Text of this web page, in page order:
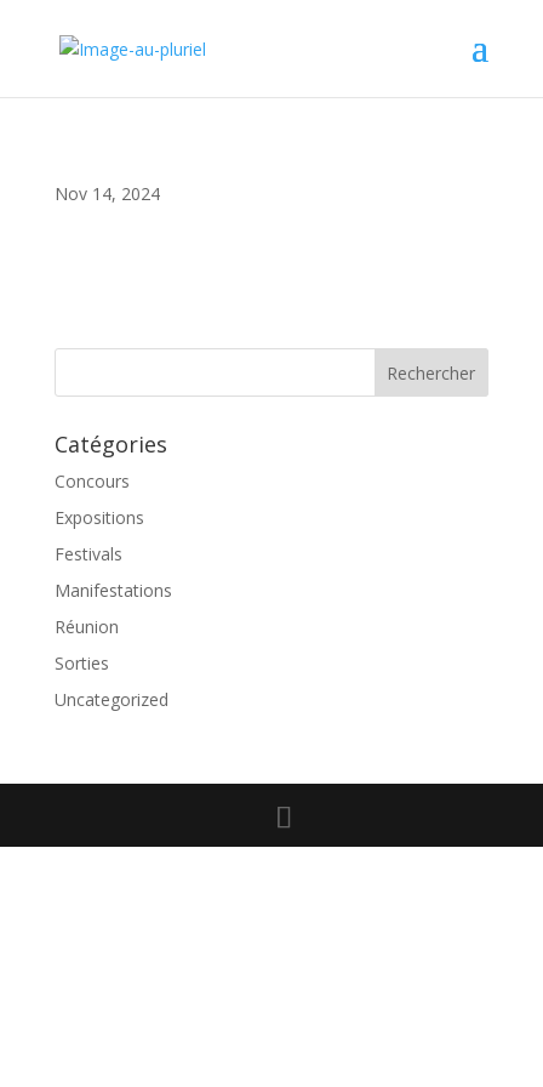
Nov 14, 2024
Catégories
Concours
Expositions
Festivals
Manifestations
Réunion
Sorties
Uncategorized